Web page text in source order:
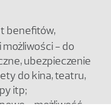
benefitów,
- do
ubezpieczenie
do kina, teatru,
itp;
- możliwość